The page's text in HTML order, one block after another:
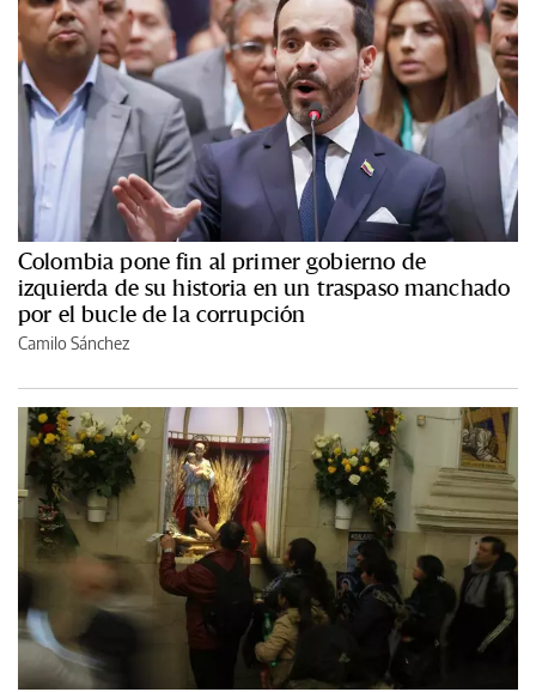
Colombia pone fin al primer gobierno de
izquierda de su historia en un traspaso manchado
por el bucle de la corrupción
Camilo Sánchez